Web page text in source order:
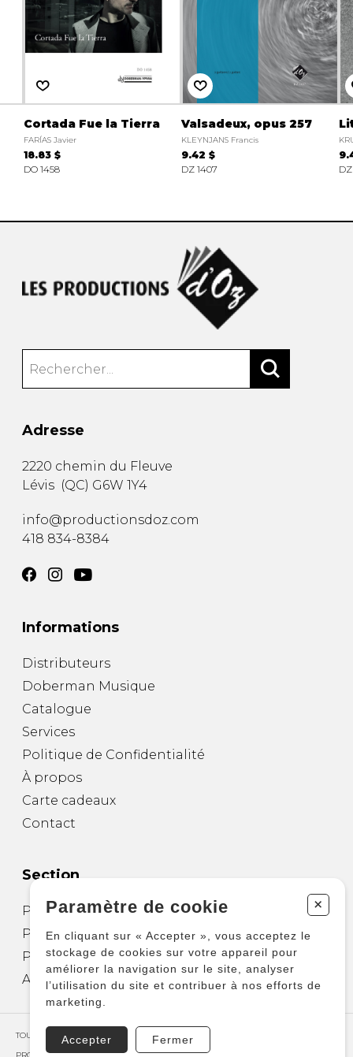
Cortada Fue la Tierra
FARÍAS Javier
18.83 $
DO 1458
Valsadeux, opus 257
KLEYNJANS Francis
9.42 $
DZ 1407
Adresse
2220 chemin du Fleuve
Lévis (QC) G6W 1Y4
info@productionsdoz.com
418 834-8384
Informations
Distributeurs
Doberman Musique
Catalogue
Services
Politique de Confidentialité
À propos
Carte cadeaux
Contact
Section
Partitions pour guitare
Partitions pour autres instruments
Partitions pour ensembles
Autres produits
TOUS DROITS RÉSERVÉS © COPYRIGHT 2026 – PRODUCTIONS D'OZ
Paramètre de cookie +
En cliquant sur « Accepter », vous acceptez le
stockage de cookies sur votre appareil pour
améliorer la navigation sur le site, analyser
l’utilisation du site et contribuer à nos efforts de
marketing.
Accepter Fermer